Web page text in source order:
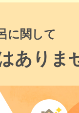
に関して
ありま